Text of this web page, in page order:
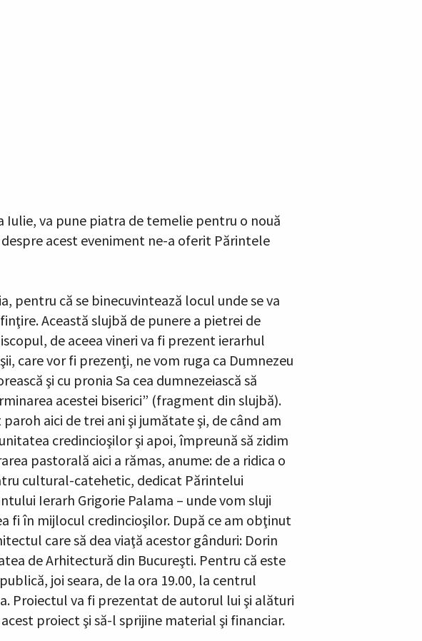
Iulie, va pune piatra de temelie pentru o nouă
acest eveniment ne-a oferit Părintele
pentru că se binecuvintează locul unde se va
Această slujbă de punere a pietrei de
de aceea vineri va fi prezent ierarhul
care vor fi prezenţi, ne vom ruga ca Dumnezeu
şi cu pronia Sa cea dumnezeiască să
acestei biserici” (fragment din slujbă).
aici de trei ani şi jumătate şi, de când am
credincioşilor şi apoi, împreună să zidim
pastorală aici a rămas, anume: de a ridica o
cultural-catehetic, dedicat Părintelui
Ierarh Grigorie Palama – unde vom sluji
fi în mijlocul credincioşilor. După ce am obţinut
care să dea viaţă acestor gânduri: Dorin
de Arhitectură din Bucureşti. Pentru că este
joi seara, de la ora 19.00, la centrul
Proiectul va fi prezentat de autorul lui şi alături
proiect şi să-l sprijine material şi financiar.